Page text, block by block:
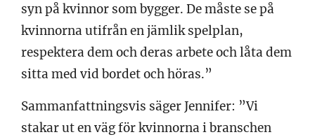
syn på kvinnor som bygger. De måste se på
kvinnorna utifrån en jämlik spelplan,
respektera dem och deras arbete och låta dem
sitta med vid bordet och höras.”
Sammanfattningsvis säger Jennifer: ”Vi
stakar ut en väg för kvinnorna i branschen